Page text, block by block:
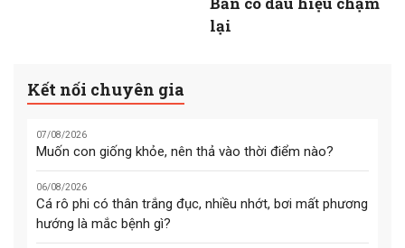
lại
Kết nối chuyên gia
07/08/2026
Muốn con giống khỏe, nên thả vào thời điểm nào?
06/08/2026
Cá rô phi có thân trắng đục, nhiều nhớt, bơi mất phương
hướng là mắc bệnh gì?